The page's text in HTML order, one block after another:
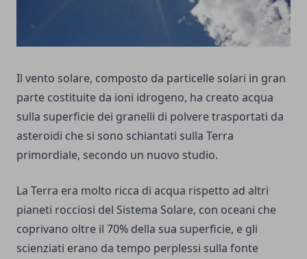
Il vento solare, composto da particelle solari in gran
parte costituite da ioni idrogeno, ha creato acqua
sulla superficie dei granelli di polvere trasportati da
asteroidi che si sono schiantati sulla Terra
primordiale, secondo un nuovo studio.
La Terra era molto ricca di acqua rispetto ad altri
pianeti rocciosi del Sistema Solare, con oceani che
coprivano oltre il 70% della sua superficie, e gli
scienziati erano da tempo perplessi sulla fonte